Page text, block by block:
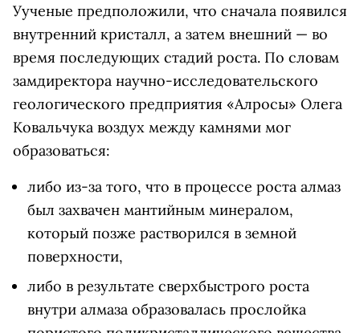
Уученые предположили, что сначала появился
внутренний кристалл, а затем внешний — во
время последующих стадий роста. По словам
замдиректора научно-исследовательского
геологического предприятия «Алросы» Олега
Ковальчука воздух между камнями мог
образоваться:
либо из-за того, что в процессе роста алмаз
был захвачен мантийным минералом,
который позже растворился в земной
поверхности,
либо в результате сверхбыстрого роста
внутри алмаза образовалась прослойка